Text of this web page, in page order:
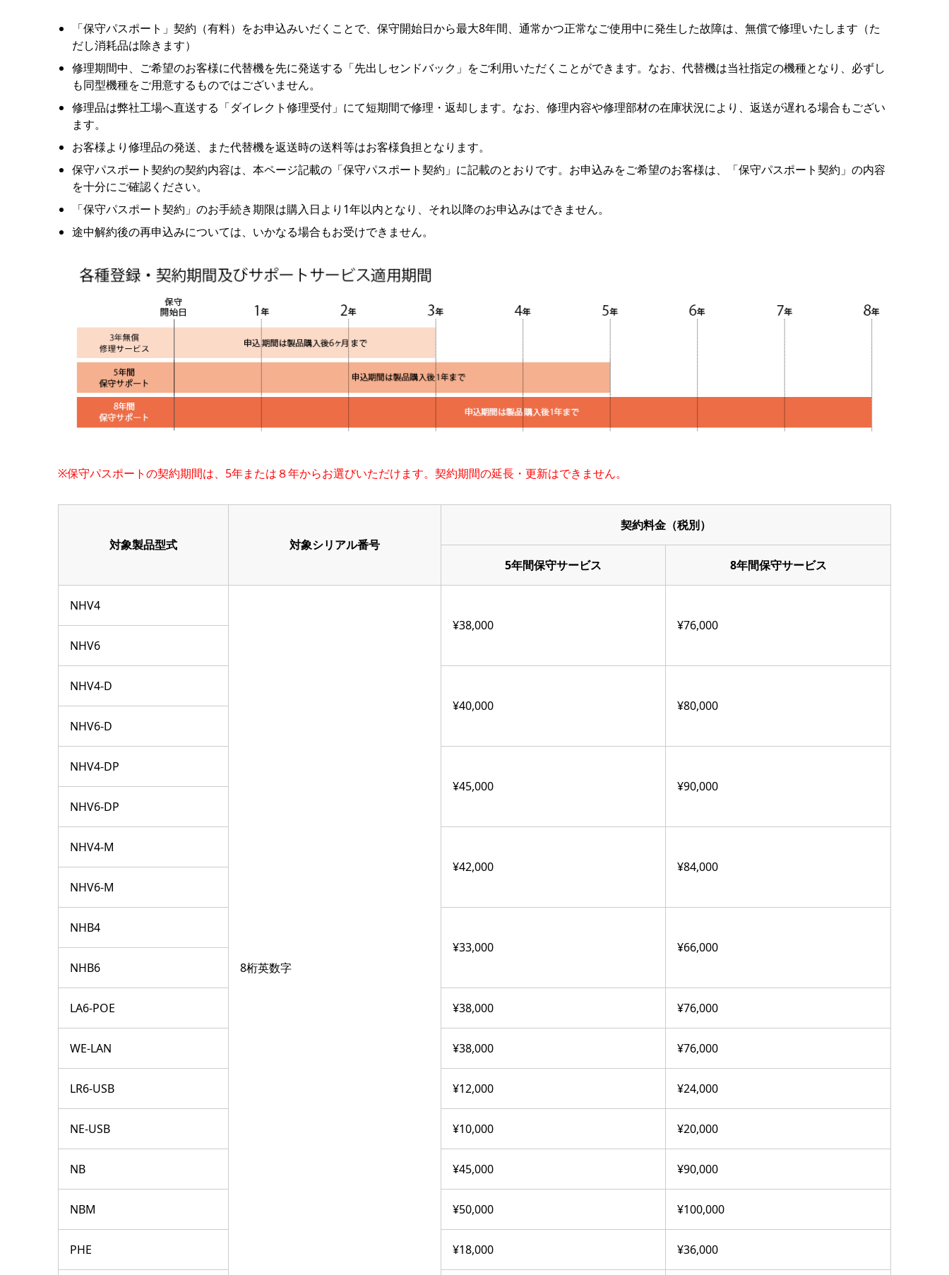
「保守パスポート」契約（有料）をお申込みいだくことで、保守開始日から最⼤8年間、通常かつ正常なご使⽤中に発⽣した故障は、無償で修理いたします（た
だし消耗品は除きます）
修理期間中、ご希望のお客様に代替機を先に発送する「先出しセンドバック」をご利⽤いただくことができます。なお、代替機は当社指定の機種となり、必ずし
も同型機種をご⽤意するものではございません。
修理品は弊社⼯場へ直送する「ダイレクト修理受付」にて短期間で修理・返却します。なお、修理内容や修理部材の在庫状況により、返送が遅れる場合もござい
ます。
お客様より修理品の発送、また代替機を返送時の送料等はお客様負担となります。
保守パスポート契約の契約内容は、本ページ記載の「保守パスポート契約」に記載のとおりです。お申込みをご希望のお客様は、「保守パスポート契約」の内容
を⼗分にご確認ください。
「保守パスポート契約」のお⼿続き期限は購⼊⽇より1年以内となり、それ以降のお申込みはできません。
途中解約後の再申込みについては、いかなる場合もお受けできません。
※保守パスポートの契約期間は、5年または８年からお選びいただけます。契約期間の延長・更新はできません。
対象製品型式 対象シリアル番号
契約料⾦（税別）
5年間保守サービス 8年間保守サービス
NHV4
8桁英数字
¥38,000
¥76,000
NHV6
NHV4-D
¥40,000
¥80,000
NHV6-D
NHV4-DP
¥45,000
¥90,000
NHV6-DP
NHV4-M
¥42,000
¥84,000
NHV6-M
NHB4
¥33,000
¥66,000
NHB6
LA6-POE ¥38,000 ¥76,000
WE-LAN ¥38,000 ¥76,000
LR6-USB ¥12,000 ¥24,000
NE-USB ¥10,000 ¥20,000
NB ¥45,000 ¥90,000
NBM ¥50,000 ¥100,000
PHE ¥18,000 ¥36,000